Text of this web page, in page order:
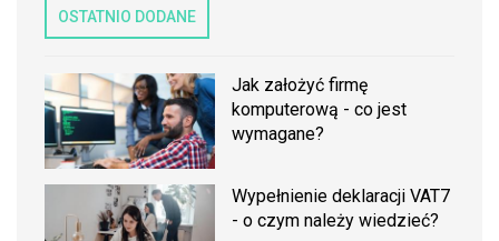
OSTATNIO DODANE
Jak założyć firmę
komputerową - co jest
wymagane?
Wypełnienie deklaracji VAT7
- o czym należy wiedzieć?